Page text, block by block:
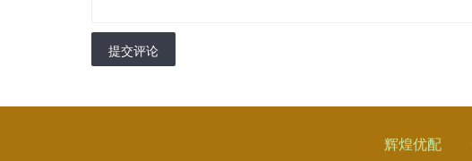
提交评论
辉煌优配